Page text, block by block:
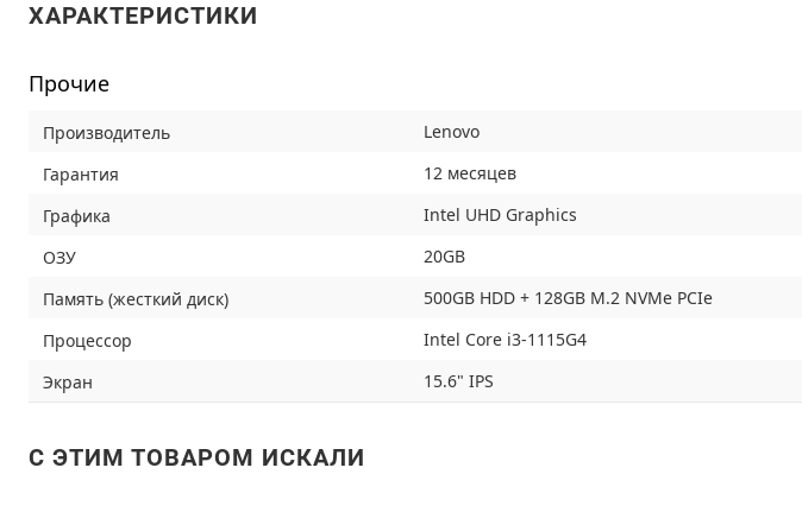
ХАРАКТЕРИСТИКИ
Прочие
Производитель
Lenovo
Гарантия
12 месяцев
Графика
Intel UHD Graphics
ОЗУ
20GB
Память (жесткий диск)
500GB HDD + 128GB M.2 NVMe PCIe
Процессор
Intel Core i3-1115G4
Экран
15.6" IPS
C ЭТИМ ТОВАРОМ ИСКАЛИ